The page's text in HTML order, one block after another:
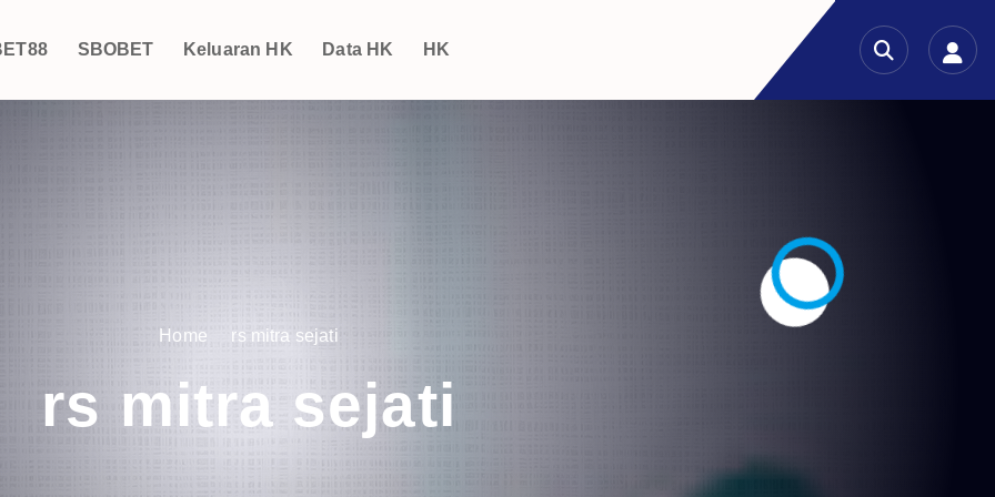
SBOBET Keluaran HK Data HK HK
Home rs mitra sejati
rs mitra sejati